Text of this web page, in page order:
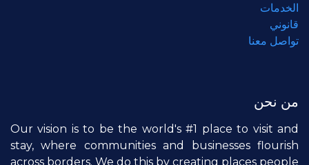
الخدمات
قانوني
تواصل معنا
من نحن
Our vision is to be the world's #1 place to visit and
stay, where communities and businesses flourish
across borders. We do this by creating places people